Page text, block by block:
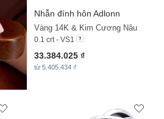
Nhẫn đính hôn Adlonn
Vàng 14K & Kim Cương Nâu
0.1 crt - VS1
33.384.025 ₫
từ 5.405.434 ₫